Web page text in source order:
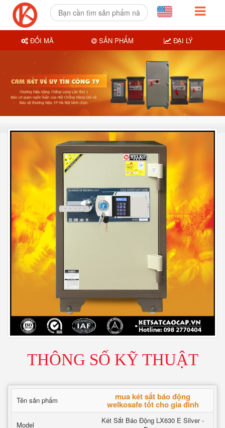
THÔNG SỐ KỸ THUẬT
Tên sản phẩm mua két sắt báo động
welkosafe tốt cho gia đình
Model
Két Sắt Báo Động LX630 E Silver -
ĐỔI MÃ SẢN PHẨM ĐẠI LÝ